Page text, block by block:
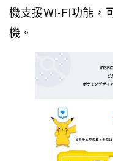
機支援Wi-Fi功能，
機。